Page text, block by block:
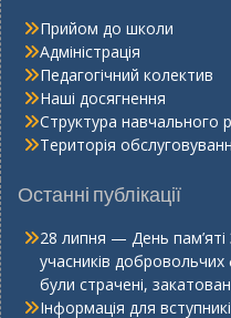
Прийом до школи
Адміністрація
Педагогічний колектив
Наші досягнення
Структура навчального
Територія
Останні публікації
28 липня — День пам’яті
учасників добровольчих
були страчені,
Інформація для